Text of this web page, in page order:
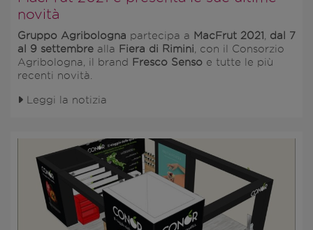
novità
Gruppo Agribologna partecipa a MacFrut 2021
dal 7
al 9 settembre alla Fiera di Rimini , con il Consorzio
Agribologna, il brand
Fresco Senso e tutte le più
recenti novità.
Leggi la notizia